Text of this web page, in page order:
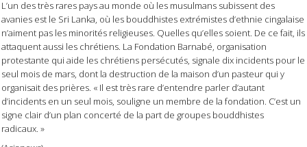
L’un des très rares pays au monde où les musulmans subissent des
avanies est le Sri Lanka, où les bouddhistes extrémistes d’ethnie cingalaise
n’aiment pas les minorités religieuses. Quelles qu’elles soient. De ce fait, ils
attaquent aussi les chrétiens. La Fondation Barnabé, organisation
protestante qui aide les chrétiens persécutés, signale dix incidents pour le
seul mois de mars, dont la destruction de la maison d’un pasteur qui y
organisait des prières. « Il est très rare d’entendre parler d’autant
d’incidents en un seul mois, souligne un membre de la fondation. C’est un
signe clair d’un plan concerté de la part de groupes bouddhistes
radicaux. »